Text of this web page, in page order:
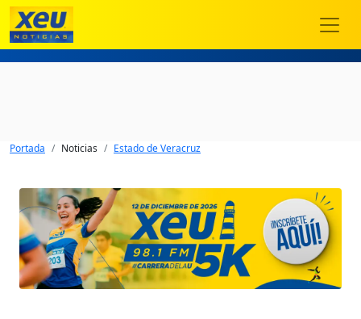
Portada Noticias Estado de Veracruz